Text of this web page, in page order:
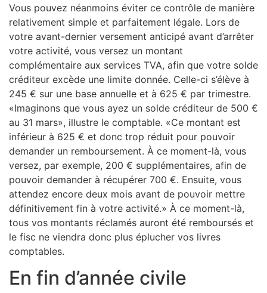
Vous pouvez néanmoins éviter ce contrôle de manière
relativement simple et parfaitement légale. Lors de
votre avant-dernier versement anticipé avant d’arrêter
votre activité, vous versez un montant
complémentaire aux services TVA, afin que votre solde
créditeur excède une limite donnée. Celle-ci s’élève à
245 € sur une base annuelle et à 625 € par trimestre.
«Imaginons que vous ayez un solde créditeur de 500 €
au 31 mars», illustre le comptable. «Ce montant est
inférieur à 625 € et donc trop réduit pour pouvoir
demander un remboursement. À ce moment-là, vous
versez, par exemple, 200 € supplémentaires, afin de
pouvoir demander à récupérer 700 €. Ensuite, vous
attendez encore deux mois avant de pouvoir mettre
définitivement fin à votre activité.» À ce moment-là,
tous vos montants réclamés auront été remboursés et
le fisc ne viendra donc plus éplucher vos livres
comptables.
En fin d’année civile